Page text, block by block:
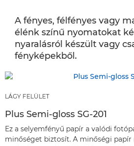
A fényes, félfényes vagy
élénk színű nyomatokat
nyaralásról készült vagy
fényképekből.
LÁGY FELÜLET
Plus Semi-gloss SG-201
Ez a selyemfényű papír a valódi
minőséget biztosít. A minőségi papír